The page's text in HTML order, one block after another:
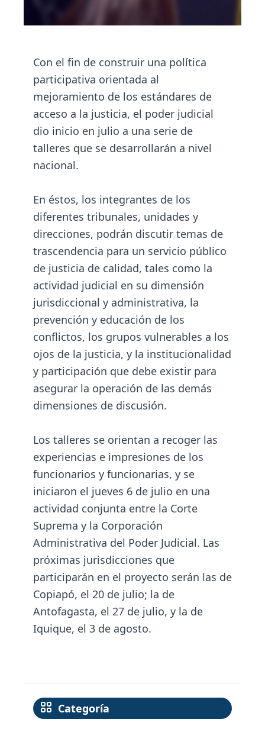
Con el fin de construir una política
participativa orientada al
mejoramiento de los estándares de
acceso a la justicia, el poder judicial
dio inicio en julio a una serie de
talleres que se desarrollarán a nivel
nacional.
En éstos, los integrantes de los
diferentes tribunales, unidades y
direcciones, podrán discutir temas de
trascendencia para un servicio público
de justicia de calidad, tales como la
actividad judicial en su dimensión
jurisdiccional y administrativa, la
prevención y educación de los
conflictos, los grupos vulnerables a los
ojos de la justicia, y la institucionalidad
y participación que debe existir para
asegurar la operación de las demás
dimensiones de discusión.
Los talleres se orientan a recoger las
experiencias e impresiones de los
funcionarios y funcionarias, y se
iniciaron el jueves 6 de julio en una
actividad conjunta entre la Corte
Suprema y la Corporación
Administrativa del Poder Judicial. Las
próximas jurisdicciones que
participarán en el proyecto serán las de
Copiapó, el 20 de julio; la de
Antofagasta, el 27 de julio, y la de
Iquique, el 3 de agosto.
Categoría